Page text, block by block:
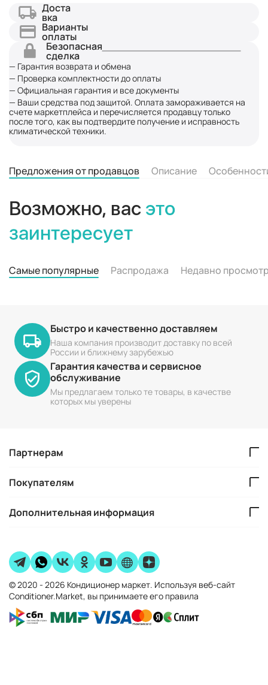
Доста
вка
Варианты
оплаты
Безопасная
сделка
— Гарантия возврата и обмена
— Проверка комплектности до оплаты
— Официальная гарантия и все документы
— Ваши средства под защитой. Оплата замораживается на
счете маркетплейса и перечисляется продавцу только
после того, как вы подтвердите получение и исправность
климатической техники.
Предложения от продавцов Описание
Возможно, вас это
заинтересует
Самые популярные Распродажа Недавно
Быстро и качественно доставляем
Наша компания производит доставку по всей
России и ближнему зарубежью
Гарантия качества и сервисное
обслуживание
Мы предлагаем только те товары, в качестве
которых мы уверены
Партнерам
Покупателям
Дополнительная информация
© 2020 - 2026 Кондиционер маркет. Используя веб-сайт
Conditioner.Market, вы принимаете его правила